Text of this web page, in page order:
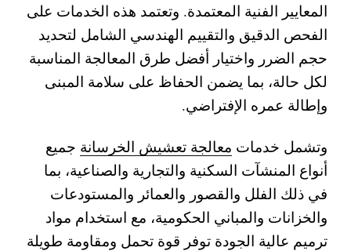
المعايير الفنية المعتمدة. وتعتمد هذه الخدمات على
الفحص الدقيق والتقييم الهندسي الشامل لتحديد
حجم الضرر واختيار أفضل طرق المعالجة المناسبة
لكل حالة، بما يضمن الحفاظ على سلامة المبنى
وإطالة عمره الإفتراضي.
وتشمل خدمات معالجة تعشيش الخرسانة جميع
أنواع المنشآت السكنية والتجارية والصناعية، بما
في ذلك الفلل والقصور والعمائر والمستودعات
والخزانات والمباني الحكومية، مع استخدام مواد
ترميم عالية الجودة توفر قوة تحمل ومقاومة طويلة